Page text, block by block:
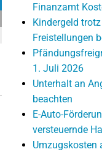
Finanzamt
Kindergeld
Freistellungen
1. Juli 2026
Unterhalt an
beachten
E-Auto-
versteuernde
Umzugskosten